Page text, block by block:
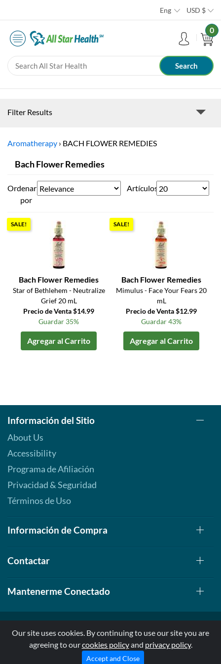
Eng USD $
0
Filter Results
Aromatherapy › BACH FLOWER REMEDIES
Bach Flower Remedies
Ordenar
por
Artículos
SALE!
Bach Flower Remedies
Star of Bethlehem - Neutralize
Grief 20 mL
Precio de Venta $14.99
Guardar 35%
Agregar al Carrito
SALE!
Bach Flower Remedies
Mimulus - Face Your Fears 20
mL
Precio de Venta $12.99
Guardar 43%
Agregar al Carrito
Información del Sitio
About Us
Accessibility
Programa de Afiliación
Privacidad & Seguridad
Términos de Uso
Información de Compra
Contactar
Mantenerme Conectado
© 1999-2026, AllStarHealth.com | All Rights Reserved
* Estas declaraciones no han sido evaluadas por la FDA
Our site uses cookies. By continuing to use our site you are
agreeing to ourcookies policyand privacy policy.
Accept and Close